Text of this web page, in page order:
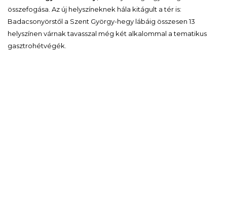
összefogása. Az új helyszíneknek hála kitágult a tér is:
Badacsonyörstől a Szent György-hegy lábáig összesen 13
helyszínen várnak tavasszal még két alkalommal a tematikus
gasztrohétvégék.